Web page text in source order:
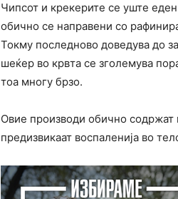
Чипсот и крекерите се уште
обично се направени со
Токму последново доведува до
шеќер во крвта се зголемува
тоа многу брзо.
Овие производи обично содржат
предизвикаат воспаленија во